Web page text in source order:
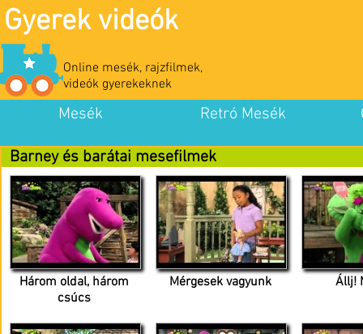
Gyerek videók
Online mesék, rajzfilmek,
videók gyerekeknek
Mesék Retró Mesék
Barney és barátai mesefilmek
Három oldal, három
csúcs
Mérgesek vagyunk Állj!